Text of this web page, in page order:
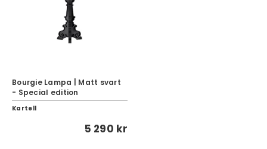
Bourgie Lampa | Matt svart
- Special edition
Kartell
5 290 kr